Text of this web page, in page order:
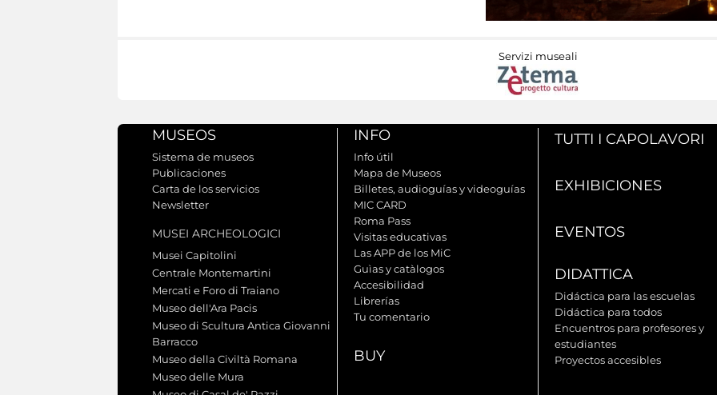
Servizi museali
MUSEOS
Sistema de museos
Publicaciones
Carta de los servicios
Newsletter
MUSEI ARCHEOLOGICI
Musei Capitolini
Centrale Montemartini
Mercati e Foro di Traiano
Museo dell'Ara Pacis
Museo di Scultura Antica Giovanni
Barracco
Museo della Civiltà Romana
Museo delle Mura
INFO
Info útil
Mapa de Museos
Billetes, audioguías y videoguías
MIC CARD
Roma Pass
Visitas educativas
Las APP de los MiC
Guìas y catàlogos
Accesibilidad
Librerías
Tu comentario
BUY
TUTTI I CAPOLAVORI
EXHIBICIONES
EVENTOS
DIDATTICA
Didáctica para las escuelas
Didáctica para todos
Encuentros para profesores y
estudiantes
Proyectos accesibles